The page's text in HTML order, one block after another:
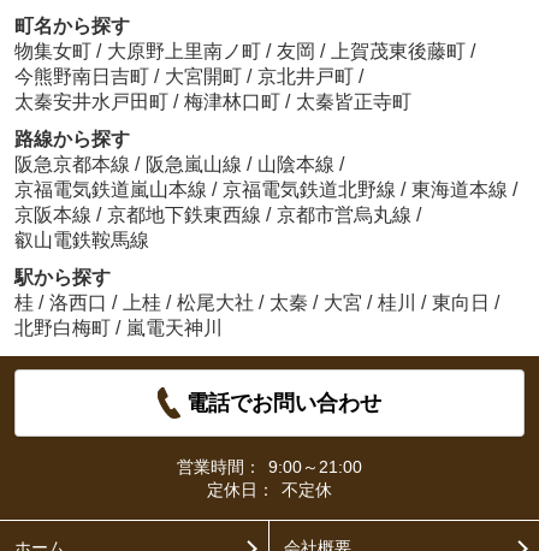
町名から探す
物集女町 / 大原野上里南ノ町 / 友岡 / 上賀茂東後藤町 /
今熊野南日吉町 / 大宮開町 / 京北井戸町 /
太秦安井水戸田町 / 梅津林口町 / 太秦皆正寺町
路線から探す
阪急京都本線 / 阪急嵐山線 / 山陰本線 /
京福電気鉄道嵐山本線 / 京福電気鉄道北野線 / 東海道本線 /
京阪本線 / 京都地下鉄東西線 / 京都市営烏丸線 /
叡山電鉄鞍馬線
駅から探す
桂 / 洛西口 / 上桂 / 松尾大社 / 太秦 / 大宮 / 桂川 / 東向日 /
北野白梅町 / 嵐電天神川
電話でお問い合わせ
営業時間：
9:00～21:00
定休日：
不定休
ホーム 会社概要